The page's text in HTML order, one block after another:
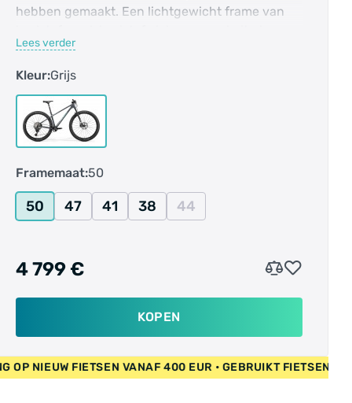
hebben gemaakt. Een lichtgewicht frame van
snelle draadloze schakeling voor
topprestaties.Crosscountry-racebanen zijn
veeleisender dan ooit, en daarom is de BIG.NINE
XT ook beter dan ooit. Ons lichtgewicht CF3-
carbonframe met progressieve geometrie wordt
gecombineerd met de razendsnelle draadloze
capabele rijervaring. De Fox 32 SC
Performance-voorvork heeft een stijf chassis
voor 100 mm gecontroleerde veerweg met een
FSA NS SIC-cockpit uit één stuk en de SCi30-
carbonwielen het gewicht minimaliseren en de
snelheid maximaliseren.In de veeleisende
wereld van cross-country mountainbiken blijft
de klassieke hardtail een van de puurste tools
wielen is verkrijgbaar met een carbonframe of
Lees verder
Kleur:Grijs
Framemaat:50
50 47 41 38 44
4 799 €
KOPEN
FIETSEN VANAF 400 EUR • GEBRUIKT FIETSEN 55 EUR •